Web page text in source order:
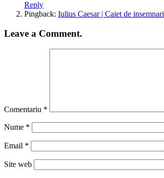
Reply
Pingback: Iulius Caesar | Caiet de insemnari
Leave a Comment.
Comentariu *
Nume *
Email *
Site web